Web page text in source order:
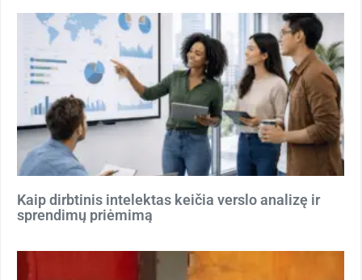
Kaip dirbtinis intelektas keičia verslo analizę ir
sprendimų priėmimą